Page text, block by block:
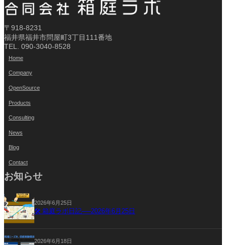
〒918-8231
福井県福井市問屋町3丁目111番地
TEL. 090-3040-8528
Home
Company
OpenSource
Products
Consulting
News
Blog
Contact
お知らせ
2026年6月25日
🛠 箱庭ラボ日記──2026年6月25日
2026年6月18日